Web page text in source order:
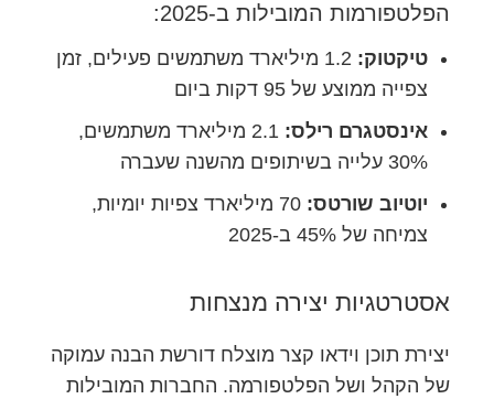
הפלטפורמות המובילות ב-2025:
טיקטוק:
1.2 מיליארד משתמשים פעילים, זמן
צפייה ממוצע של 95 דקות ביום
אינסטגרם רילס:
2.1 מיליארד משתמשים,
30% עלייה בשיתופים מהשנה שעברה
יוטיוב שורטס:
70 מיליארד צפיות יומיות,
צמיחה של 45% ב-2025
אסטרטגיות יצירה מנצחות
יצירת תוכן וידאו קצר מוצלח דורשת הבנה עמוקה
של הקהל ושל הפלטפורמה. החברות המובילות